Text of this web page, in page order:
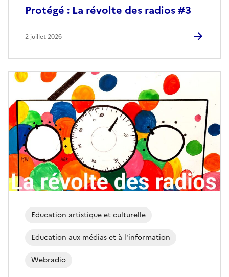
Protégé : La révolte des radios #3
2 juillet 2026
Education artistique et culturelle
Education aux médias et à l'information
Webradio